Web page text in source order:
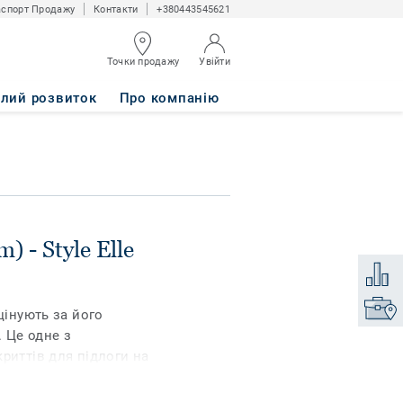
Продажу Контакти +380443545621
Точки продажу Увійти
розвиток Про компанію
- Style Elle
за його
Це одне з
для підлоги на
™ пропонує стильний
кольорах, який